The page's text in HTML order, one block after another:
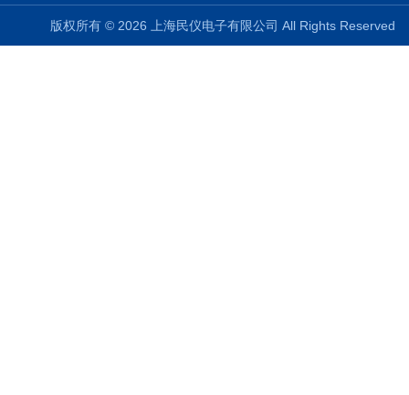
版权所有 © 2026 上海民仪电子有限公司 All Rights